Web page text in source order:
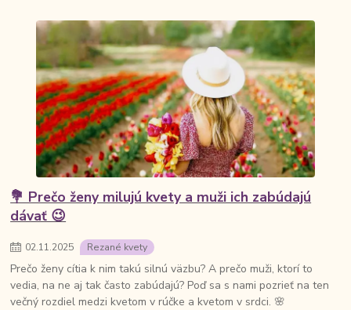
💐 Prečo ženy milujú kvety a muži ich zabúdajú
dávať 😉
02.11.2025 Rezané kvety
Prečo ženy cítia k nim takú silnú väzbu? A prečo muži, ktorí to
vedia, na ne aj tak často zabúdajú? Poď sa s nami pozrieť na ten
večný rozdiel medzi kvetom v rúčke a kvetom v srdci. 🌸